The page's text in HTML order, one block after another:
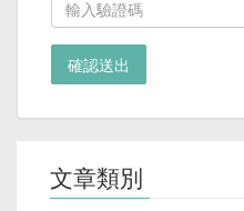
確認送出
文章類別